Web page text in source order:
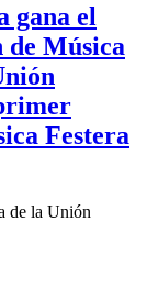
gana el
Música
Festera
de la Unión